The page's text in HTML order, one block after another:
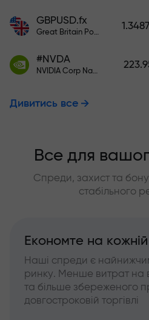
GBPUSD.fx
Great Britain Pound vs US Dollar
#NVDA
NVIDIA Corp Nasdaq Stock Exchange (Nasdaq) USD
Дивитись все
Все для
Спреди, захист та
стабільного
Економте на кожній
Наші спреди є
ринку. Менше витрат на
та більше збереженого
довгостроковій торгівлі